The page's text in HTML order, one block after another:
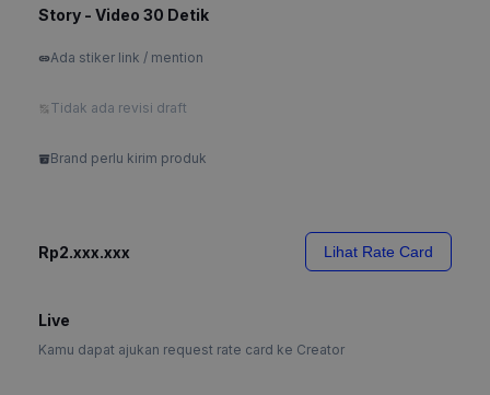
Story - Video 30 Detik
Ada stiker link / mention
Tidak ada revisi draft
Brand perlu kirim produk
Rp2.xxx.xxx Lihat Rate Card
Live
Kamu dapat ajukan request rate card ke Creator